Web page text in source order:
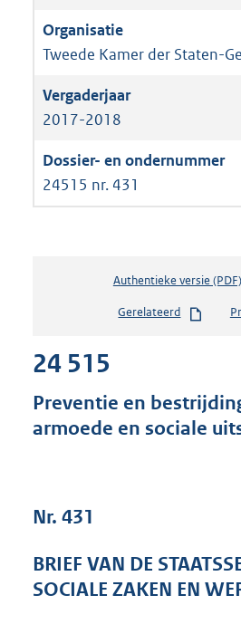
Tweede Kamer der Staten-
2017-2018
24515 nr. 431
Authentieke versie (PDF)
Gerelateerd
24 515
Preventie en
armoede en sociale
Nr. 431
BRIEF VAN DE
SOCIALE ZAKEN EN